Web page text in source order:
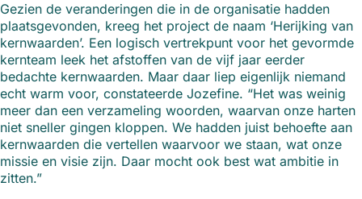
Gezien de veranderingen die in de organisatie hadden
plaatsgevonden, kreeg het project de naam ‘Herijking van
kernwaarden’. Een logisch vertrekpunt voor het gevormde
kernteam leek het afstoffen van de vijf jaar eerder
bedachte kernwaarden. Maar daar liep eigenlijk niemand
echt warm voor, constateerde Jozefine. “Het was weinig
meer dan een verzameling woorden, waarvan onze harten
niet sneller gingen kloppen. We hadden juist behoefte aan
kernwaarden die vertellen waarvoor we staan, wat onze
missie en visie zijn. Daar mocht ook best wat ambitie in
zitten.”